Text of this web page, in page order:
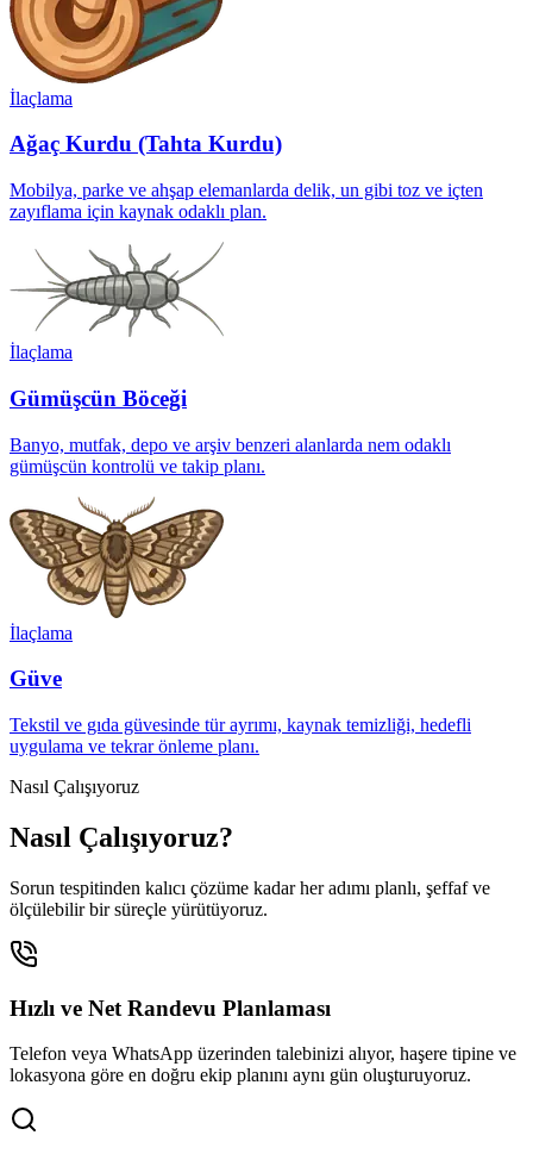
İlaçlama
Ağaç Kurdu (Tahta Kurdu)
Mobilya, parke ve ahşap elemanlarda delik, un gibi toz ve içten
zayıflama için kaynak odaklı plan.
İlaçlama
Gümüşcün Böceği
Banyo, mutfak, depo ve arşiv benzeri alanlarda nem odaklı
gümüşcün kontrolü ve takip planı.
İlaçlama
Güve
Tekstil ve gıda güvesinde tür ayrımı, kaynak temizliği, hedefli
uygulama ve tekrar önleme planı.
Nasıl Çalışıyoruz
Nasıl Çalışıyoruz?
Sorun tespitinden kalıcı çözüme kadar her adımı planlı, şeffaf ve
ölçülebilir bir süreçle yürütüyoruz.
Hızlı ve Net Randevu Planlaması
Telefon veya WhatsApp üzerinden talebinizi alıyor, haşere tipine ve
lokasyona göre en doğru ekip planını aynı gün oluşturuyoruz.